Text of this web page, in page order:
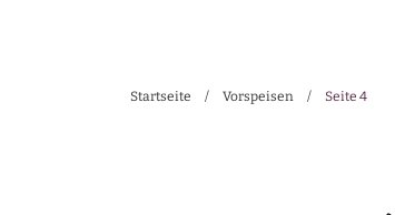
Startseite / Vorspeisen / Seite 4